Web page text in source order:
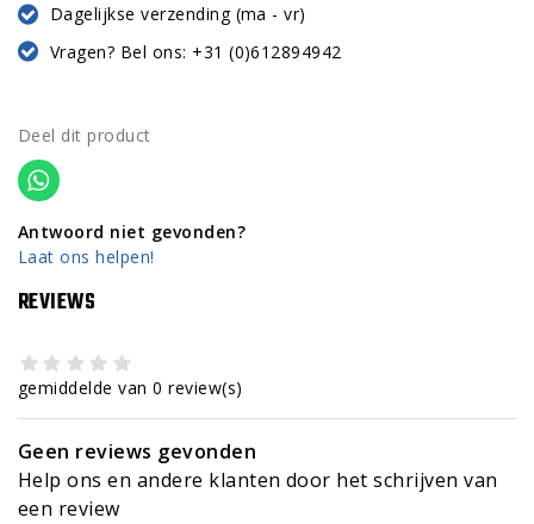
Dagelijkse verzending (ma - vr)
Vragen? Bel ons: +31 (0)612894942
Deel dit product
Antwoord niet gevonden?
Laat ons helpen!
REVIEWS
gemiddelde van 0 review(s)
Geen reviews gevonden
Help ons en andere klanten door het schrijven van
een review